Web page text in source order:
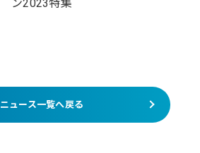
ン2023特集
ニュース一覧へ戻る